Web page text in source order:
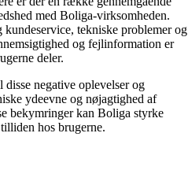
med Boliga-virksomheden.
tekniske problemer og
og fejlinformation er
deler.
negative oplevelser og
ydeevne og nøjagtighed af
bekymringer kan Boliga styrke
hos brugerne.